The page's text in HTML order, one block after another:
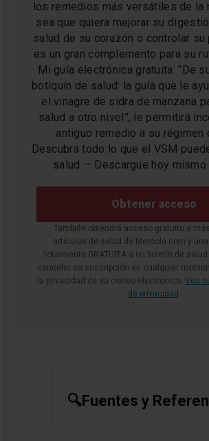
los remedios más versátiles de la
sea que quiera mejorar su
salud de su corazón o controlar su
es un gran complemento para su
Mi guía electrónica gratuita: “De
botiquín de salud: la guía que le
el vinagre de sidra de manzana
salud a otro nivel”, le permitirá
antiguo remedio a su régimen
Descubra todo lo que el VSM
salud — Descargue hoy mismo
Obtener acceso
También obtendrá acceso gratuito a
artículos de salud de Mercola.com y
totalmente GRATUITA a mi boletín de
cancelar su suscripción en cualquier
la privacidad de su correo electrónico. Vea
de privacidad .
🔍Fuentes y